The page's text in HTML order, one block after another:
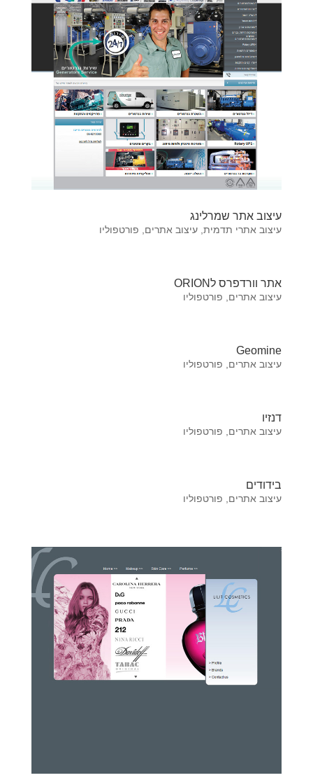
עיצוב אתר שמרלינג
עיצוב אתרי תדמית, עיצוב אתרים פורטפוליו
אתר וורדפרס לORION
עיצוב אתרים פורטפוליו
Geomine
עיצוב אתרים פורטפוליו
דנזיו
עיצוב אתרים פורטפוליו
בידודים
עיצוב אתרים פורטפוליו